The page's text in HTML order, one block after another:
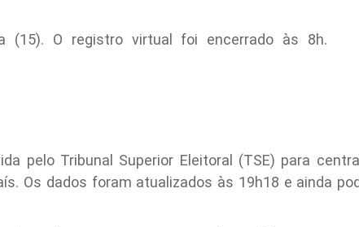
(15). O registro virtual foi encerrado às 8h.
pelo Tribunal Superior Eleitoral (TSE) para
Os dados foram atualizados às 19h18 e ainda